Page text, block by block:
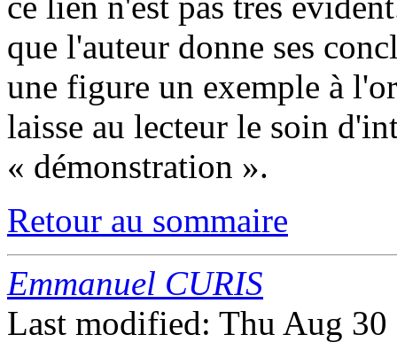
que l'auteur donne ses
une figure un exemple à
laisse au lecteur le soin
« démonstration ».
Retour au sommaire
Emmanuel CURIS
Last modified: Thu Aug